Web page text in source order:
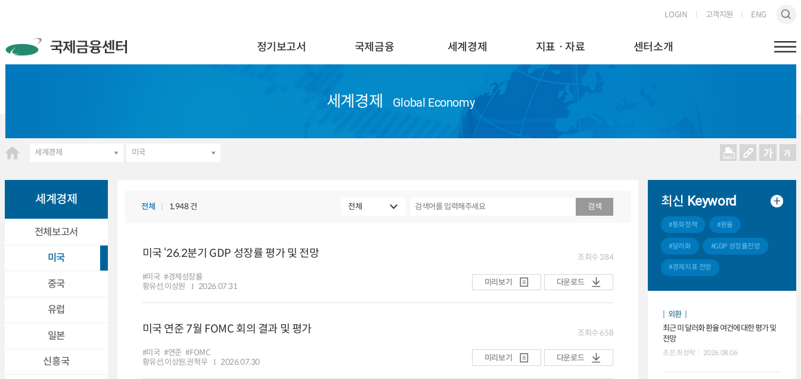
LOGIN 고객지원 ENG
정기보고서 국제금융 세계경제 지표ㆍ자료 센터소개
세계경제 Global Economy
세계경제 미국
세계경제
전체보고서
미국
중국
유럽
일본
신흥국
전체 1,948 건 검색
미국 ‘26.2분기 GDP 성장률 평가 및 전망 조회수 384
#미국 #경제성장률
황유선,이상원
2026.07.31 미리보기 다운로드
미국 연준 7월 FOMC 회의 결과 및 평가 조회수 658
#미국 #연준 #FOMC
황유선,이상원,권혁우
2026.07.30 미리보기 다운로드
최신 Keyword
#통화정책 #환율
#달러화 #GDP 성장률전망
#경제지표 전망
외환
최근 미 달러화 환율 여건에 대한 평가 및
전망
조은,최성락 2026.08.06